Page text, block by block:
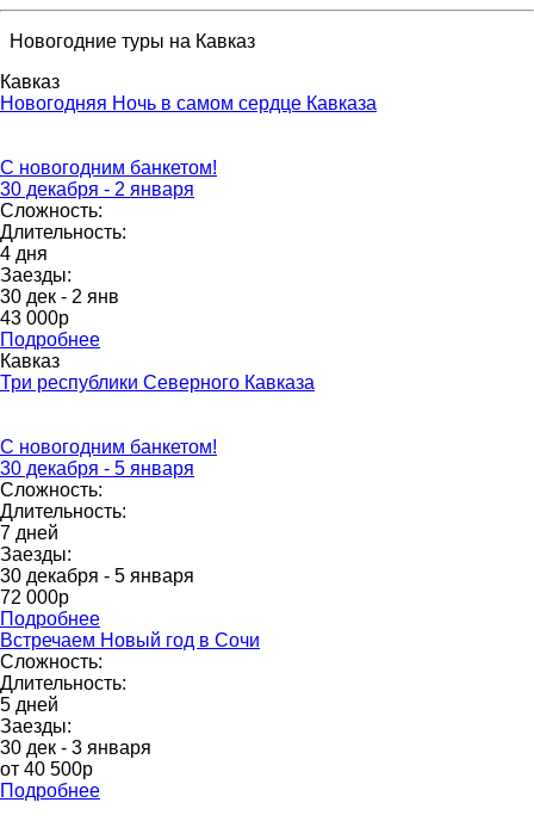
Новогодние туры на Кавказ
Кавказ
Новогодняя Ночь в самом сердце Кавказа
С новогодним банкетом!
30 декабря - 2 января
Сложность:
Длительность:
4 дня
Заезды:
30 дек - 2 янв
43 000p
Подробнее
Кавказ
Три республики Северного Кавказа
С новогодним банкетом!
30 декабря - 5 января
Сложность:
Длительность:
7 дней
Заезды:
30 декабря - 5 января
72 000p
Подробнее
Встречаем Новый год в Сочи
Сложность:
Длительность:
5 дней
Заезды:
30 дек - 3 января
от 40 500р
Подробнее